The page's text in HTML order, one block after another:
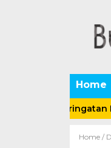
Home
Peringatan HUT
Home /